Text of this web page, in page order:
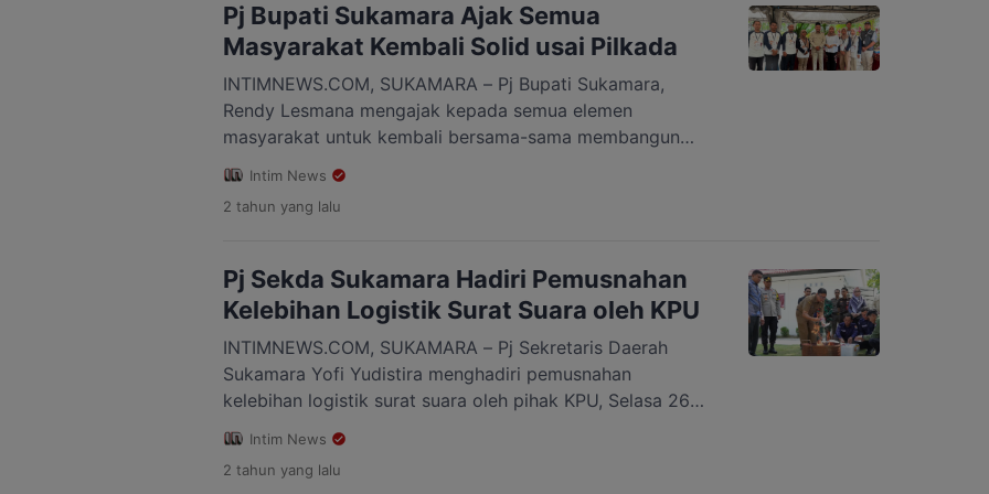
putusan dengan no. PSN 129 sebagai kawasan industri
dengan […]
Pj Bupati Sukamara Ajak Semua
Masyarakat Kembali Solid usai Pilkada
INTIMNEWS.COM, SUKAMARA – Pj Bupati Sukamara,
Rendy Lesmana mengajak kepada semua elemen
masyarakat untuk kembali bersama-sama membangun
Kabupaten Sukamara dengan Spirit Gawi Barinjam usai
Pilkada 2024. “Setelah pemungutan suara ini selesai, mari
kita kembali bersama-sama lagi. Karena tanpa semangat
akan optimal,” ujarnya, Rabu 27 November 2024. […]
Intim News
2 tahun yang lalu
Pj Sekda Sukamara Hadiri Pemusnahan
Kelebihan Logistik Surat Suara oleh KPU
INTIMNEWS.COM, SUKAMARA – Pj Sekretaris Daerah
Sukamara Yofi Yudistira menghadiri pemusnahan
kelebihan logistik surat suara oleh pihak KPU, Selasa 26
November 2024 di halaman kantor KPU Sukamara. Dalam
keterangannya, Pj Sekretaris Daerah menyatakan bahwa
pemusnahan sisa surat suara adalah langkah penting untuk
Intim News
2 tahun yang lalu